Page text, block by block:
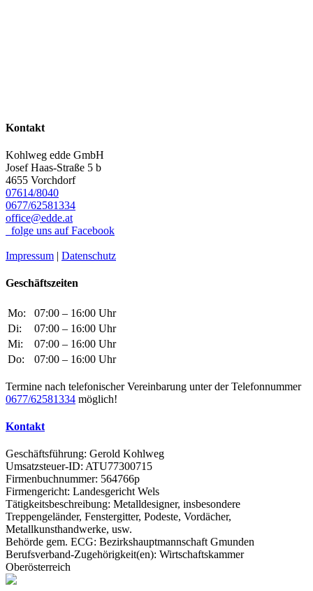
Kontakt
Kohlweg edde GmbH
Josef Haas-Straße 5 b
4655 Vorchdorf
07614/8040
0677/62581334
office@edde.at
folge uns auf Facebook
Impressum | Datenschutz
Geschäftszeiten
Mo:
07:00 – 16:00 Uhr
Di:
07:00 – 16:00 Uhr
Mi:
07:00 – 16:00 Uhr
Do:
07:00 – 16:00 Uhr
Termine nach telefonischer Vereinbarung unter der Telefonnummer
0677/62581334 möglich!
Kontakt
Geschäftsführung: Gerold Kohlweg
Umsatzsteuer-ID: ATU77300715
Firmenbuchnummer: 564766p
Firmengericht: Landesgericht Wels
Tätigkeitsbeschreibung: Metalldesigner, insbesondere
Treppengeländer, Fenstergitter, Podeste, Vordächer,
Metallkunsthandwerke, usw.
Behörde gem. ECG: Bezirkshauptmannschaft Gmunden
Berufsverband-Zugehörigkeit(en): Wirtschaftskammer
Oberösterreich